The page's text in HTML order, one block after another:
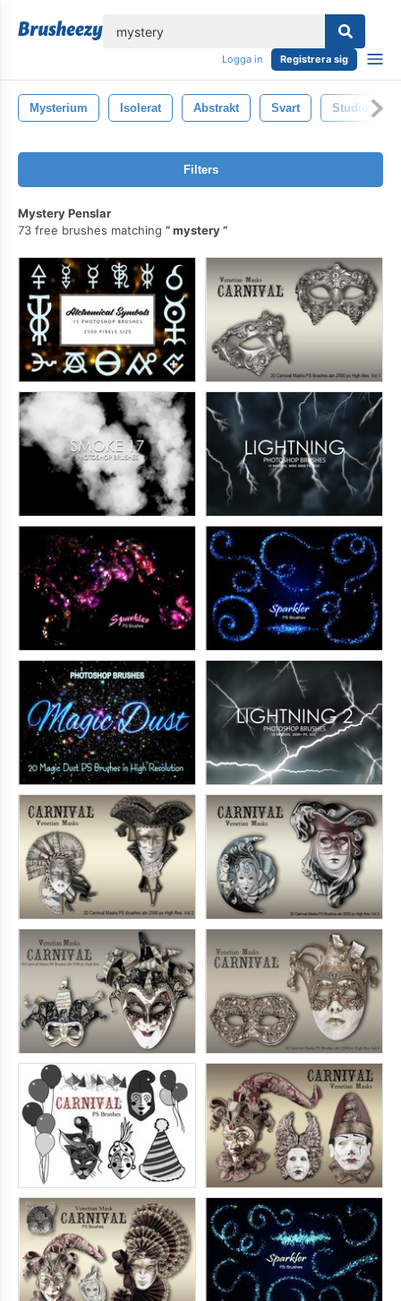
Logga in Registrera sig
Mysterium Isolerat Abstrakt Svart Studio
Filters
Mystery Penslar
73 free brushes matching
mystery